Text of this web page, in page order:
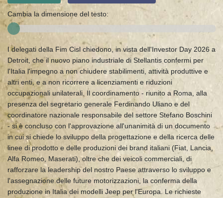
Cambia la dimensione del testo:
I delegati della Fim Cisl chiedono, in vista dell'Investor Day 2026 a
Detroit, che il nuovo piano industriale di Stellantis confermi per
l'Italia l'impegno a non chiudere stabilimenti, attività produttive e
altri enti, e a non ricorrere a licenziamenti e riduzioni
occupazionali unilaterali. Il coordinamento - riunito a Roma, alla
presenza del segretario generale Ferdinando Uliano e del
coordinatore nazionale responsabile del settore Stefano Boschini
- si è concluso con l'approvazione all'unanimità di un documento
in cui si chiede lo sviluppo della progettazione e della ricerca delle
linee di prodotto e delle produzioni dei brand italiani (Fiat, Lancia,
Alfa Romeo, Maserati), oltre che dei veicoli commerciali, di
rafforzare la leadership del nostro Paese attraverso lo sviluppo e
l'assegnazione delle future motorizzazioni, la conferma della
produzione in Italia dei modelli Jeep per l'Europa. Le richieste